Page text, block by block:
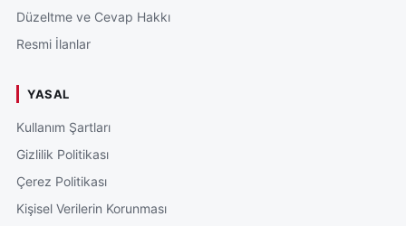
Düzeltme ve Cevap Hakkı
Resmi İlanlar
YASAL
Kullanım Şartları
Gizlilik Politikası
Çerez Politikası
Kişisel Verilerin Korunması